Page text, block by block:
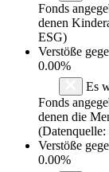
Fonds
denen
ESG)
Verstöße
0.00%
Es
Fonds
denen die
Verstöße
0.00%